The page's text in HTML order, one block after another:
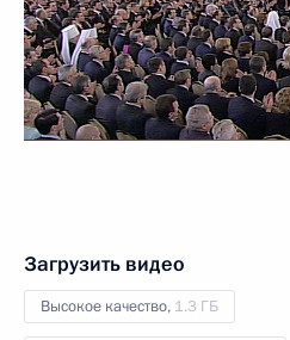
Загрузить видео
Высокое качество, 1.3 ГБ